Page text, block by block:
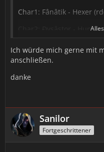
Char1: Fânâtik - Hexer
Char2: Đysâstor - Hunter
Char3: Anathrax - DK
Char4: Skydiver - Pala Heal
Sagt mir welchen Ihr
Ich würde mich gerne mit
anschließen.
danke
Sanilor
Fortgeschrittener